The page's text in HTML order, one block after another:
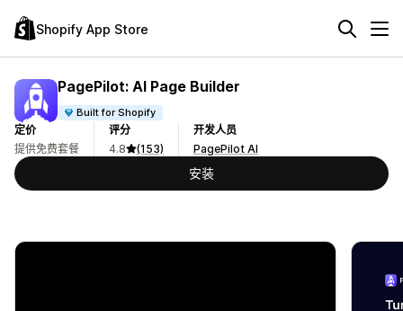
Shopify App Store
PagePilot: AI Page Builder
Built for Shopify
定价
提供免费套餐
评分
4.8
(153)
开发人员
PagePilot AI
安装